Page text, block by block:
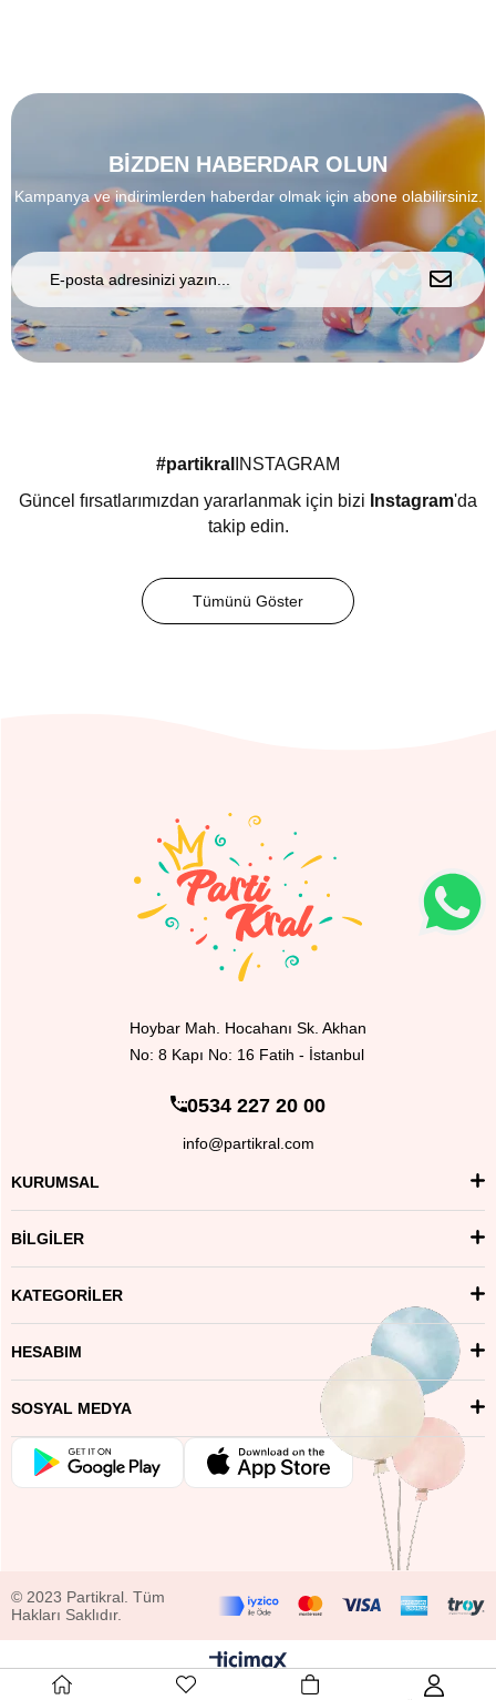
BİZDEN HABERDAR OLUN
Kampanya ve indirimlerden haberdar olmak için abone olabilirsiniz.
#partikral INSTAGRAM
Güncel fırsatlarımızdan yararlanmak için bizi Instagram'da
takip edin.
Tümünü Göster
Hoybar Mah. Hocahanı Sk. Akhan
No: 8 Kapı No: 16 Fatih - İstanbul
0534 227 20 00
info@partikral.com
KURUMSAL
BİLGİLER
KATEGORİLER
HESABIM
SOSYAL MEDYA
© 2023 Partikral. Tüm
Hakları Saklıdır.